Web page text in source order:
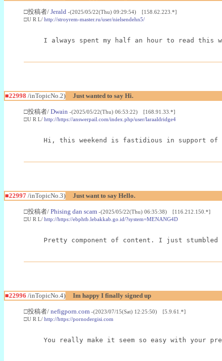
□投稿者/ Jerald -(2025/05/22(Thu) 09:29:54) [158.62.223.*]
□U R L/ http://stroyrem-master.ru/user/nielsendehn5/
I always spent my half an hour to read
■22998 /inTopicNo.2) Just wanted to say Hi.
□投稿者/ Dwain -(2025/05/22(Thu) 06:53:22) [168.91.33.*]
□U R L/ http://https://answerpail.com/index.php/user/laraaldridge4
Hi, this weekend is fastidious in support of
■22997 /inTopicNo.3) Just want to say Hello.
□投稿者/ Phising dan scam -(2025/05/22(Thu) 06:35:38) [116.212.150.*]
□U R L/ http://https://ebphtb.lebakkab.go.id/?system=MENANG4D
Pretty component of content. I just
■22996 /inTopicNo.4) Im happy I finally signed up
□投稿者/ nefigporn.com -(2023/07/15(Sat) 12:25:50) [5.9.61.*]
□U R L/ http://https://pornodergisi.com
You really make it seem so easy with your